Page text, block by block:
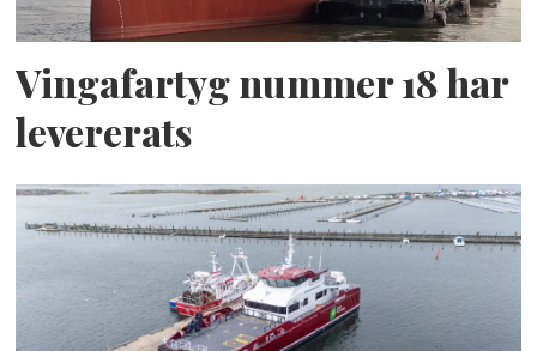
Vingafartyg nummer 18 har
levererats